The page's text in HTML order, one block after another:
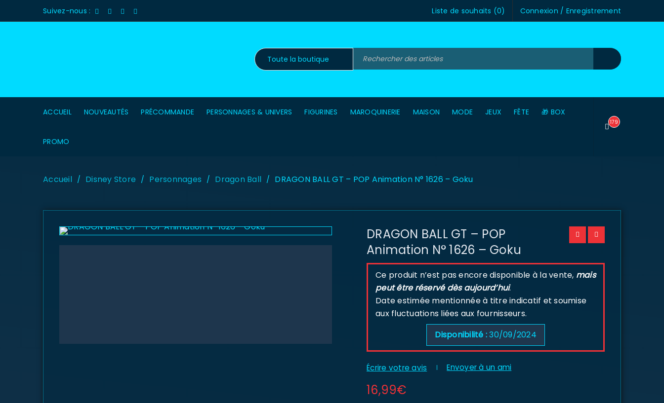
Suivez-nous : Connexion / Enregistrement
Liste de souhaits (0)
ACCUEIL NOUVEAUTÉS PRÉCOMMANDE PERSONNAGES & UNIVERS FIGURINES MAROQUINERIE MAISON MODE JEUX FÊTE 🎁 BOX
PROMO
179
Accueil / Disney Store / Personnages / Dragon Ball / DRAGON BALL GT – POP Animation N° 1626 – Goku
DRAGON BALL GT – POP
Animation N° 1626 – Goku
Ce produit n’est pas encore disponible à la vente, mais
peut être réservé dès aujourd’hui.
Date estimée mentionnée à titre indicatif et soumise
aux fluctuations liées aux fournisseurs.
Disponibilité :30/09/2024
Écrire votre avis Envoyer à un ami
16,99€